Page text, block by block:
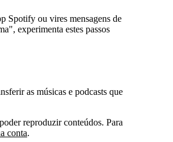
Spotify ou vires mensagens de
experimenta estes passos
as músicas e podcasts que
reproduzir conteúdos. Para
conta.